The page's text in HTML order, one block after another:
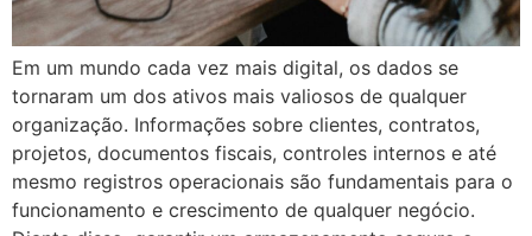
Em um mundo cada vez mais digital, os dados se
tornaram um dos ativos mais valiosos de qualquer
organização. Informações sobre clientes, contratos,
projetos, documentos fiscais, controles internos e até
mesmo registros operacionais são fundamentais para o
funcionamento e crescimento de qualquer negócio.